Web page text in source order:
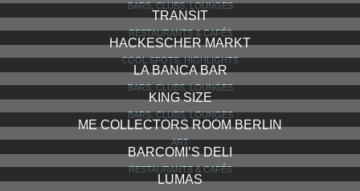
BARS, CLUBS, LOUNGES
TRANSIT
RESTAURANTS & CAFÉS
HACKESCHER MARKT
COOL SPOTS, HIGHLIGHTS
LA BANCA BAR
BARS, CLUBS, LOUNGES
KING SIZE
BARS, CLUBS, LOUNGES
ME COLLECTORS ROOM BERLIN
ART
BARCOMI’S DELI
RESTAURANTS & CAFÉS
LUMAS